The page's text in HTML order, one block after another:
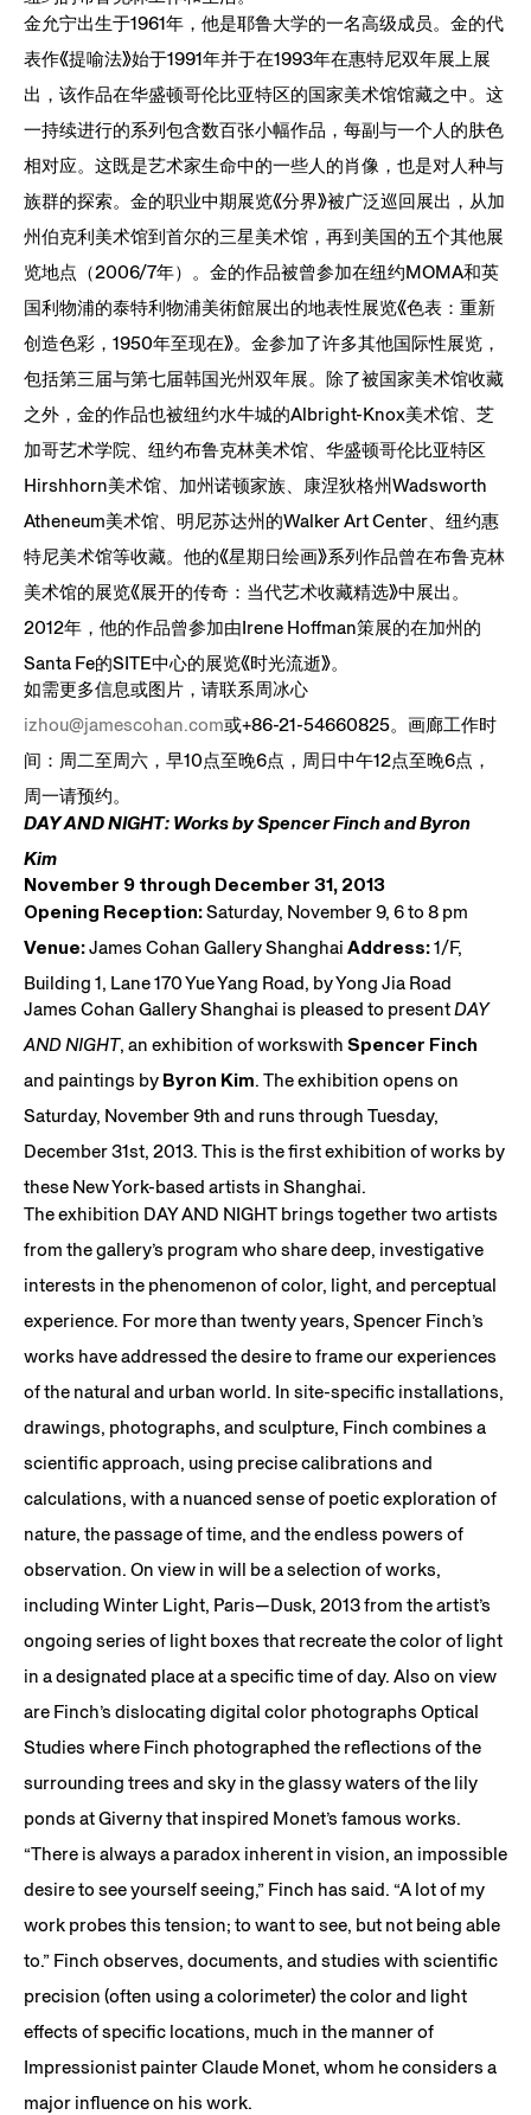
金允宁出生于1961年，他是耶鲁大学的一名高级成员。金的代
表作《提喻法》始于1991年并于在1993年在惠特尼双年展上展
出，该作品在华盛顿哥伦比亚特区的国家美术馆馆藏之中。这
一持续进行的系列包含数百张小幅作品，每副与一个人的肤色
相对应。这既是艺术家生命中的一些人的肖像，也是对人种与
族群的探索。金的职业中期展览《分界》被广泛巡回展出，从加
州伯克利美术馆到首尔的三星美术馆，再到美国的五个其他展
览地点（2006/7年）。金的作品被曾参加在纽约MOMA和英
国利物浦的泰特利物浦美術館展出的地表性展览《色表：重新
创造色彩，1950年至现在》。金参加了许多其他国际性展览，
包括第三届与第七届韩国光州双年展。除了被国家美术馆收藏
之外，金的作品也被纽约水牛城的Albright-Knox美术馆、芝
加哥艺术学院、纽约布鲁克林美术馆、华盛顿哥伦比亚特区
Hirshhorn美术馆、加州诺顿家族、康涅狄格州Wadsworth
Atheneum美术馆、明尼苏达州的Walker Art Center、纽约惠
特尼美术馆等收藏。他的《星期日绘画》系列作品曾在布鲁克林
美术馆的展览《展开的传奇：当代艺术收藏精选》中展出。
2012年，他的作品曾参加由Irene Hoffman策展的在加州的
Santa Fe的SITE中心的展览《时光流逝》。
如需更多信息或图片，请联系周冰心
izhou@jamescohan.com或+86-21-54660825。画廊工作时
间：周二至周六，早10点至晚6点，周日中午12点至晚6点，
周一请预约。
DAY AND NIGHT: Works by Spencer Finch and Byron
Kim
November 9 through December 31, 2013
Opening Reception:Saturday, November 9, 6 to 8 pm
Venue:James Cohan Gallery Shanghai Address:1/F,
Building 1, Lane 170 Yue Yang Road, by Yong Jia Road
James Cohan Gallery Shanghai is pleased to presentDAY
AND NIGHT, an exhibition of workswith Spencer Finch
and paintings by Byron Kim. The exhibition opens on
Saturday, November 9th and runs through Tuesday,
December 31st, 2013. This is the first exhibition of works by
these New York-based artists in Shanghai.
The exhibition DAY AND NIGHT brings together two artists
from the gallery’s program who share deep, investigative
interests in the phenomenon of color, light, and perceptual
experience. For more than twenty years, Spencer Finch’s
works have addressed the desire to frame our experiences
of the natural and urban world. In site-specific installations,
drawings, photographs, and sculpture, Finch combines a
scientific approach, using precise calibrations and
calculations, with a nuanced sense of poetic exploration of
nature, the passage of time, and the endless powers of
observation. On view in will be a selection of works,
including Winter Light, Paris—Dusk, 2013 from the artist’s
ongoing series of light boxes that recreate the color of light
in a designated place at a specific time of day. Also on view
are Finch’s dislocating digital color photographs Optical
Studies where Finch photographed the reflections of the
surrounding trees and sky in the glassy waters of the lily
ponds at Giverny that inspired Monet’s famous works.
“There is always a paradox inherent in vision, an impossible
desire to see yourself seeing,” Finch has said. “A lot of my
work probes this tension; to want to see, but not being able
to.” Finch observes, documents, and studies with scientific
precision (often using a colorimeter) the color and light
effects of specific locations, much in the manner of
Impressionist painter Claude Monet, whom he considers a
major influence on his work.